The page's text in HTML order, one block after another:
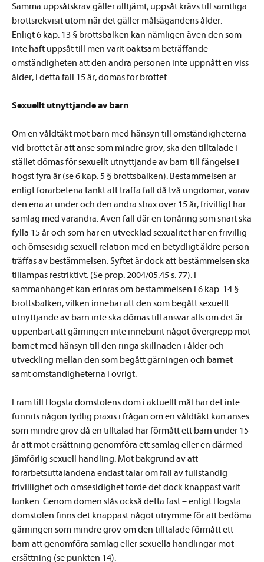
Samma uppsåtskrav gäller alltjämt, uppsåt krävs till samtliga
brottsrekvisit utom när det gäller målsägandens ålder.
Enligt 6 kap. 13 § brottsbalken kan nämligen även den som
inte haft uppsåt till men varit oaktsam beträffande
omständigheten att den andra personen inte uppnått en viss
ålder, i detta fall 15 år, dömas för brottet.
Sexuellt utnyttjande av barn
Om en våldtäkt mot barn med hänsyn till omständigheterna
vid brottet är att anse som mindre grov, ska den tilltalade i
stället dömas för sexuellt utnyttjande av barn till fängelse i
högst fyra år (se 6 kap. 5 § brottsbalken). Bestämmelsen är
enligt förarbetena tänkt att träffa fall då två ungdomar, varav
den ena är under och den andra strax över 15 år, frivilligt har
samlag med varandra. Även fall där en tonåring som snart ska
fylla 15 år och som har en utvecklad sexualitet har en frivillig
och ömsesidig sexuell relation med en betydligt äldre person
träffas av bestämmelsen. Syftet är dock att bestämmelsen ska
tillämpas restriktivt. (Se prop. 2004/05:45 s. 77). I
sammanhanget kan erinras om bestämmelsen i 6 kap. 14 §
brottsbalken, vilken innebär att den som begått sexuellt
utnyttjande av barn inte ska dömas till ansvar alls om det är
uppenbart att gärningen inte inneburit något övergrepp mot
barnet med hänsyn till den ringa skillnaden i ålder och
utveckling mellan den som begått gärningen och barnet
samt omständigheterna i övrigt.
Fram till Högsta domstolens dom i aktuellt mål har det inte
funnits någon tydlig praxis i frågan om en våldtäkt kan anses
som mindre grov då en tilltalad har förmått ett barn under 15
år att mot ersättning genomföra ett samlag eller en därmed
jämförlig sexuell handling. Mot bakgrund av att
förarbetsuttalandena endast talar om fall av fullständig
frivillighet och ömsesidighet torde det dock knappast varit
tanken. Genom domen slås också detta fast – enligt Högsta
domstolen finns det knappast något utrymme för att bedöma
gärningen som mindre grov om den tilltalade förmått ett
barn att genomföra samlag eller sexuella handlingar mot
ersättning (se punkten 14).